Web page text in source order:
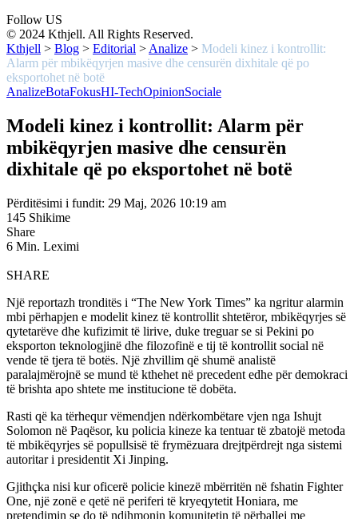
Follow US
© 2024 Kthjell. All Rights Reserved.
Kthjell > Blog > Editorial > Analize > Modeli kinez i kontrollit:
Alarm për mbikëqyrjen masive dhe censurën dixhitale që po
eksportohet në botë
AnalizeBotaFokusHI-TechOpinionSociale
Modeli kinez i kontrollit: Alarm për
mbikëqyrjen masive dhe censurën
dixhitale që po eksportohet në botë
Përditësimi i fundit: 29 Maj, 2026 10:19 am
145 Shikime
Share
6 Min. Leximi
SHARE
Një reportazh tronditës i “The New York Times” ka ngritur alarmin
mbi përhapjen e modelit kinez të kontrollit shtetëror, mbikëqyrjes së
qytetarëve dhe kufizimit të lirive, duke treguar se si Pekini po
eksporton teknologjinë dhe filozofinë e tij të kontrollit social në
vende të tjera të botës. Një zhvillim që shumë analistë
paralajmërojnë se mund të kthehet në precedent edhe për demokraci
të brishta apo shtete me institucione të dobëta.
Rasti që ka tërhequr vëmendjen ndërkombëtare vjen nga Ishujt
Solomon në Paqësor, ku policia kineze ka tentuar të zbatojë metoda
të mbikëqyrjes së popullsisë të frymëzuara drejtpërdrejt nga sistemi
autoritar i presidentit Xi Jinping.
Gjithçka nisi kur oficerë policie kinezë mbërritën në fshatin Fighter
One, një zonë e qetë në periferi të kryeqytetit Honiara, me
pretendimin se do të ndihmonin komunitetin të përballej me